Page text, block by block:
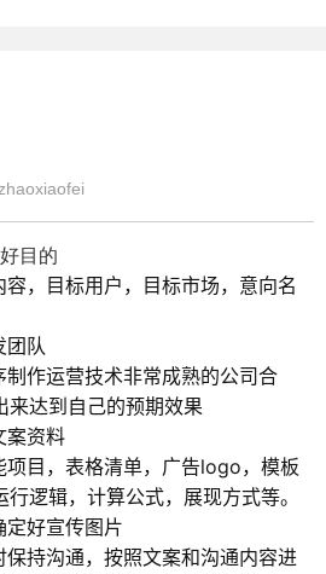
目的
，目标用户，目标市场，意向名
队
作运营技术非常成熟的公司合
来达到自己的预期效果
资料
目，表格清单，广告logo，模板
逻辑，计算公式，展现方式等。
好宣传图片
持沟通，按照文案和沟通内容进